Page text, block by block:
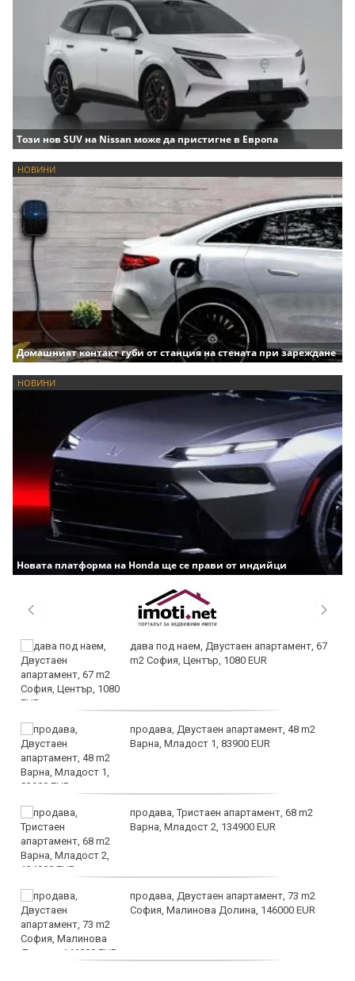
Този нов SUV на Nissan може да пристигне в Европа
НОВИНИ
Домашният контакт губи от станция на стената при зареждане
НОВИНИ
Новата платформа на Honda ще се прави от индийци
дава под наем, Двустаен апартамент, 67
m2 София, Център, 1080 EUR
продава, Двустаен апартамент, 48 m2
Варна, Младост 1, 83900 EUR
продава, Тристаен апартамент, 68 m2
Варна, Младост 2, 134900 EUR
продава, Двустаен апартамент, 73 m2
София, Малинова Долина, 146000 EUR